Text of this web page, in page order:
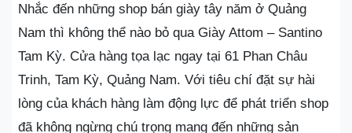
Nhắc đến những shop bán giày tây năm ở Quảng
Nam thì không thể nào bỏ qua Giày Attom – Santino
Tam Kỳ. Cửa hàng tọa lạc ngay tại 61 Phan Châu
Trinh, Tam Kỳ, Quảng Nam. Với tiêu chí đặt sự hài
lòng của khách hàng làm động lực để phát triển shop
đã không ngừng chú trọng mang đến những sản